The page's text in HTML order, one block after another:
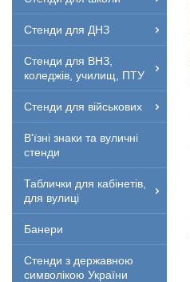
Стенди для ДНЗ
Стенди для ВНЗ,
коледжів, училищ, ПТУ
Стенди для військових
В'їзні знаки та вуличні
стенди
Таблички для кабінетів,
для вулиці
Банери
Стенди з державною
символікою України